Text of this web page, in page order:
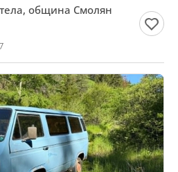
община Смолян